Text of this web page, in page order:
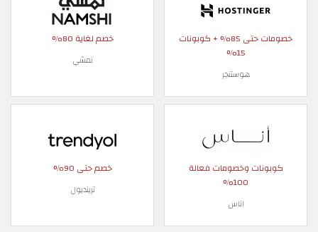
خصومات حتى 85% + كوبونات
15%
هوستنجر
خصم لغاية 80%
نمشي
كوبونات وخصومات فعالة
100%
اناس
خصم حتى 90%
ترينديول